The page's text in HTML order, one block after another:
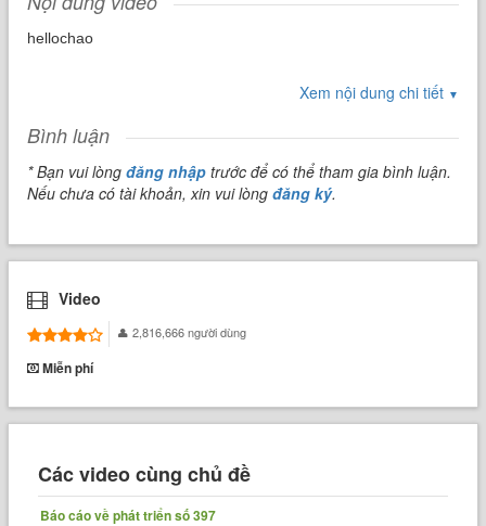
hellochao
Xem nội dung chi tiết ▼
Bình luận
* Bạn vui lòngđăng nhập trước để có thể tham gia bình luận.
Nếu chưa có tài khoản, xin vui lòngđăng ký.
Video
2,816,666 người dùng
Miễn phí
Các video cùng chủ đề
Báo cáo về phát triển số 397